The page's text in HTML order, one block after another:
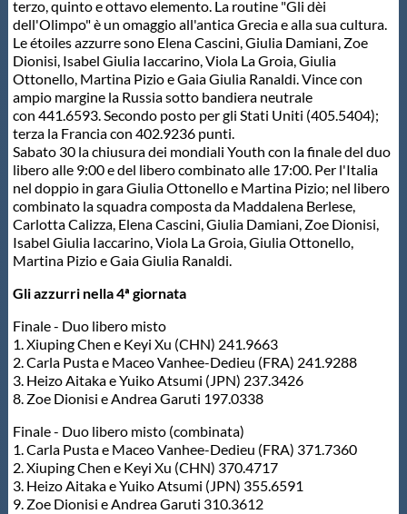
Sostenibilità
Privacy
Cookie Policy
Archivio News
Flash News
Videogallery
Webmail
terzo, quinto e ottavo elemento. La routine "Gli dèi
dell'Olimpo" è un omaggio all'antica Grecia e alla sua cultura.
Le étoiles azzurre sono Elena Cascini, Giulia Damiani, Zoe
Dionisi, Isabel Giulia Iaccarino, Viola La Groia, Giulia
Ottonello, Martina Pizio e Gaia Giulia Ranaldi. Vince con
ampio margine la Russia sotto bandiera neutrale
con 441.6593. Secondo posto per gli Stati Uniti (405.5404);
terza la Francia con 402.9236 punti.
Sabato 30 la chiusura dei mondiali Youth con la finale del duo
libero alle 9:00 e del libero combinato alle 17:00. Per l'Italia
nel doppio in gara Giulia Ottonello e Martina Pizio; nel libero
combinato la squadra composta da Maddalena Berlese,
Carlotta Calizza, Elena Cascini, Giulia Damiani, Zoe Dionisi,
Isabel Giulia Iaccarino, Viola La Groia, Giulia Ottonello,
Martina Pizio e Gaia Giulia Ranaldi.
Gli azzurri nella 4ª giornata
Finale - Duo libero misto
1. Xiuping Chen e Keyi Xu (CHN) 241.9663
2. Carla Pusta e Maceo Vanhee-Dedieu (FRA) 241.9288
3. Heizo Aitaka e Yuiko Atsumi (JPN) 237.3426
8. Zoe Dionisi e Andrea Garuti 197.0338
Finale - Duo libero misto (combinata)
1. Carla Pusta e Maceo Vanhee-Dedieu (FRA) 371.7360
2. Xiuping Chen e Keyi Xu (CHN) 370.4717
3. Heizo Aitaka e Yuiko Atsumi (JPN) 355.6591
9. Zoe Dionisi e Andrea Garuti 310.3612